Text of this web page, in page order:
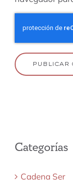
Categorías
Cadena Ser